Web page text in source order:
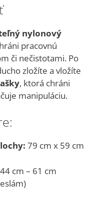
nylonový
pracovnú
či nečistotami. Po
zložíte a vložíte
, ktorá chráni
manipuláciu.
79 cm x 59 cm
44 cm – 61 cm